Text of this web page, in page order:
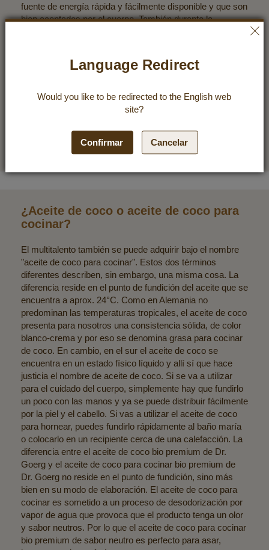
fuente de energía rápida y fácilmente disponible y que son
bien aceptados por el cuerpo. También durante la
consigue de forma muy cuidadosa mediante el prensado
El aceite de coco virgen extra es uno de los pocos
aceites que pueden utilizarse sin ningún riesgo a altas
todo en la cocina caliente.
¿Aceite de coco o aceite de coco para
cocinar?
El multitalento también se puede adquirir bajo el nombre
"aceite de coco para cocinar". Estos dos términos
diferentes describen, sin embargo, una misma cosa. La
diferencia reside en el punto de fundición del aceite que se
encuentra a aprox. 24°C. Como en Alemania no
predominan las temperaturas tropicales, el aceite de coco
presenta para nosotros una consistencia sólida, de color
blanco-crema y por eso se denomina grasa para cocinar
de coco. En cambio, en el sur el aceite de coco se
encuentra en un estado físico líquido y allí sí que hace
justicia el nombre de aceite de coco. Si se va a utilizar
para el cuidado del cuerpo, simplemente hay que fundirlo
un poco con las manos y ya se puede distribuir fácilmente
por la piel y el cabello. Si vas a utilizar el aceite de coco
para hornear, puedes fundirlo rápidamente al baño maría
o colocarlo en un recipiente cerca de una calefacción. La
diferencia entre el aceite de coco bio premium de Dr.
Goerg y el aceite de coco para cocinar bio premium de
Dr. Goerg no reside en el punto de fundición, sino más
bien en su modo de elaboración. El aceite de coco para
cocinar es sometido a un proceso de desodorización por
vapor de agua que provoca que el producto tenga un olor
y sabor neutros. Por lo que el aceite de coco para cocinar
bio premium de sabor neutro es perfecto para asar,
Language Redirect
Would you like to be redirected to the English web
site?
Confirmar Cancelar